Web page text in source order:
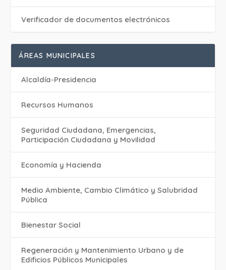
Verificador de documentos electrónicos
ÁREAS MUNICIPALES
Alcaldía-Presidencia
Recursos Humanos
Seguridad Ciudadana, Emergencias,
Participación Ciudadana y Movilidad
Economía y Hacienda
Medio Ambiente, Cambio Climático y Salubridad
Pública
Bienestar Social
Regeneración y Mantenimiento Urbano y de
Edificios Públicos Municipales